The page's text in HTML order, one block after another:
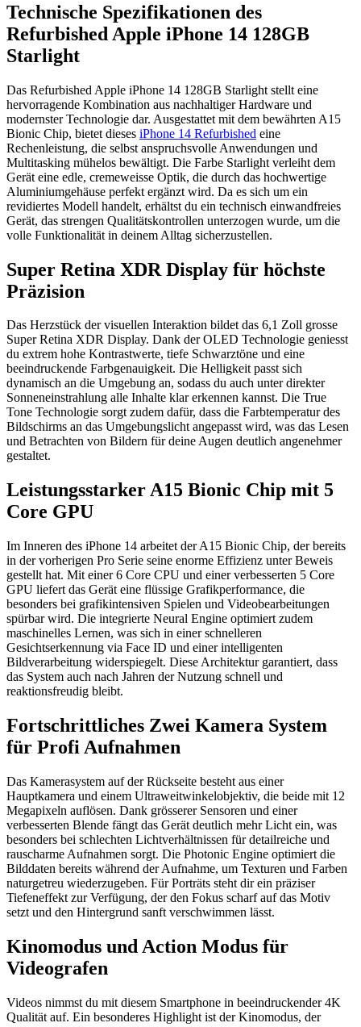
Technische Spezifikationen des
Refurbished Apple iPhone 14 128GB
Starlight
Das Refurbished Apple iPhone 14 128GB Starlight stellt eine
hervorragende Kombination aus nachhaltiger Hardware und
modernster Technologie dar. Ausgestattet mit dem bewährten A15
Bionic Chip, bietet dieses iPhone 14 Refurbished eine
Rechenleistung, die selbst anspruchsvolle Anwendungen und
Multitasking mühelos bewältigt. Die Farbe Starlight verleiht dem
Gerät eine edle, cremeweisse Optik, die durch das hochwertige
Aluminiumgehäuse perfekt ergänzt wird. Da es sich um ein
revidiertes Modell handelt, erhältst du ein technisch einwandfreies
Gerät, das strengen Qualitätskontrollen unterzogen wurde, um die
volle Funktionalität in deinem Alltag sicherzustellen.
Super Retina XDR Display für höchste
Präzision
Das Herzstück der visuellen Interaktion bildet das 6,1 Zoll grosse
Super Retina XDR Display. Dank der OLED Technologie geniesst
du extrem hohe Kontrastwerte, tiefe Schwarztöne und eine
beeindruckende Farbgenauigkeit. Die Helligkeit passt sich
dynamisch an die Umgebung an, sodass du auch unter direkter
Sonneneinstrahlung alle Inhalte klar erkennen kannst. Die True
Tone Technologie sorgt zudem dafür, dass die Farbtemperatur des
Bildschirms an das Umgebungslicht angepasst wird, was das Lesen
und Betrachten von Bildern für deine Augen deutlich angenehmer
gestaltet.
Leistungsstarker A15 Bionic Chip mit 5
Core GPU
Im Inneren des iPhone 14 arbeitet der A15 Bionic Chip, der bereits
in der vorherigen Pro Serie seine enorme Effizienz unter Beweis
gestellt hat. Mit einer 6 Core CPU und einer verbesserten 5 Core
GPU liefert das Gerät eine flüssige Grafikperformance, die
besonders bei grafikintensiven Spielen und Videobearbeitungen
spürbar wird. Die integrierte Neural Engine optimiert zudem
maschinelles Lernen, was sich in einer schnelleren
Gesichtserkennung via Face ID und einer intelligenten
Bildverarbeitung widerspiegelt. Diese Architektur garantiert, dass
das System auch nach Jahren der Nutzung schnell und
reaktionsfreudig bleibt.
Fortschrittliches Zwei Kamera System
für Profi Aufnahmen
Das Kamerasystem auf der Rückseite besteht aus einer
Hauptkamera und einem Ultraweitwinkelobjektiv, die beide mit 12
Megapixeln auflösen. Dank grösserer Sensoren und einer
verbesserten Blende fängt das Gerät deutlich mehr Licht ein, was
besonders bei schlechten Lichtverhältnissen für detailreiche und
rauscharme Aufnahmen sorgt. Die Photonic Engine optimiert die
Bilddaten bereits während der Aufnahme, um Texturen und Farben
naturgetreu wiederzugeben. Für Porträts steht dir ein präziser
Tiefeneffekt zur Verfügung, der den Fokus scharf auf das Motiv
setzt und den Hintergrund sanft verschwimmen lässt.
Kinomodus und Action Modus für
Videografen
Videos nimmst du mit diesem Smartphone in beeindruckender 4K
Qualität auf. Ein besonderes Highlight ist der Kinomodus, der